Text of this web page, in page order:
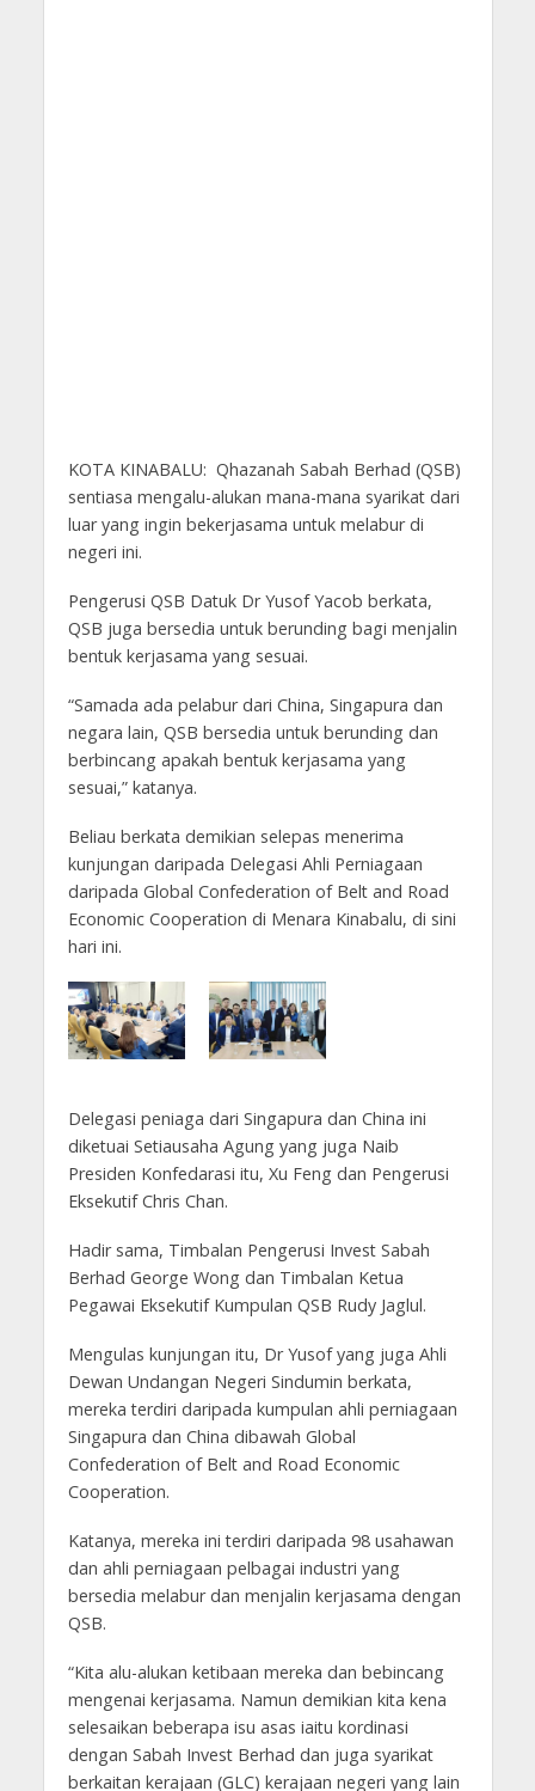
KOTA KINABALU: Qhazanah Sabah Berhad (QSB)
sentiasa mengalu-alukan mana-mana syarikat dari
luar yang ingin bekerjasama untuk melabur di
negeri ini.
Pengerusi QSB Datuk Dr Yusof Yacob berkata,
QSB juga bersedia untuk berunding bagi menjalin
bentuk kerjasama yang sesuai.
“Samada ada pelabur dari China, Singapura dan
negara lain, QSB bersedia untuk berunding dan
berbincang apakah bentuk kerjasama yang
sesuai,” katanya.
Beliau berkata demikian selepas menerima
kunjungan daripada Delegasi Ahli Perniagaan
daripada Global Confederation of Belt and Road
Economic Cooperation di Menara Kinabalu, di sini
hari ini.
Delegasi peniaga dari Singapura dan China ini
diketuai Setiausaha Agung yang juga Naib
Presiden Konfedarasi itu, Xu Feng dan Pengerusi
Eksekutif Chris Chan.
Hadir sama, Timbalan Pengerusi Invest Sabah
Berhad George Wong dan Timbalan Ketua
Pegawai Eksekutif Kumpulan QSB Rudy Jaglul.
Mengulas kunjungan itu, Dr Yusof yang juga Ahli
Dewan Undangan Negeri Sindumin berkata,
mereka terdiri daripada kumpulan ahli perniagaan
Singapura dan China dibawah Global
Confederation of Belt and Road Economic
Cooperation.
Katanya, mereka ini terdiri daripada 98 usahawan
dan ahli perniagaan pelbagai industri yang
bersedia melabur dan menjalin kerjasama dengan
QSB.
“Kita alu-alukan ketibaan mereka dan bebincang
mengenai kerjasama. Namun demikian kita kena
selesaikan beberapa isu asas iaitu kordinasi
dengan Sabah Invest Berhad dan juga syarikat
berkaitan kerajaan (GLC) kerajaan negeri yang lain